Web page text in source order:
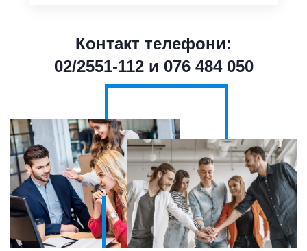
Контакт телефони:
02/2551-112 и 076 484 050